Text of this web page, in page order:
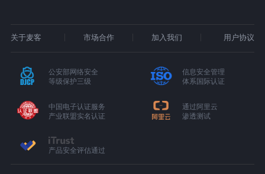
关于麦客 市场合作 加入我们 用户协议
公安部网络安全
等级保护三级
信息安全管理
体系国际认证
中国电子认证服务
产业联盟实名认证
通过阿里云
渗透测试
产品安全评估通过